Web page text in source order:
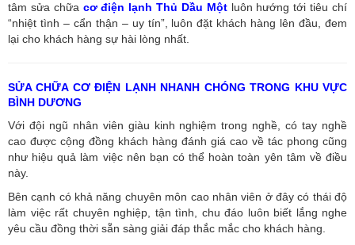
tâm sửa chữa cơ điện lạnh Thủ Dầu Mộtluôn hướng tới tiêu chí
“nhiệt tình – cẩn thận – uy tín”, luôn đặt khách hàng lên đầu, đem
lại cho khách hàng sự hài lòng nhất.
SỬA CHỮA CƠ ĐIỆN LẠNH NHANH CHÓNG TRONG KHU VỰC
BÌNH DƯƠNG
Với đội ngũ nhân viên giàu kinh nghiệm trong nghề, có tay nghề
cao được cộng đồng khách hàng đánh giá cao về tác phong cũng
như hiệu quả làm việc nên bạn có thể hoàn toàn yên tâm về điều
này.
Bên cạnh có khả năng chuyên môn cao nhân viên ở đây có thái độ
làm việc rất chuyên nghiệp, tận tình, chu đáo luôn biết lắng nghe
yêu cầu đồng thời sẵn sàng giải đáp thắc mắc cho khách hàng.